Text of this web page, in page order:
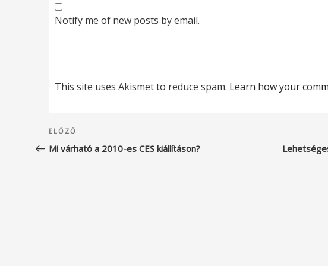
Notify me of new posts by email.
This site uses Akismet to reduce spam. Learn how your
Bejegyzés
navigáció
Korábbi
bejegyzés
ELŐZŐ
Mi várható a 2010-es CES kiállításon?